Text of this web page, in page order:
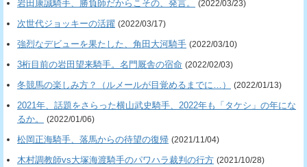
岩田康誠騎手、勝負師だからこその、発言。 (2022/03/23)
次世代ジョッキーの活躍 (2022/03/17)
強烈なデビューを果たした、角田大河騎手 (2022/03/10)
3桁目前の岩田望来騎手。名門厩舎の宿命 (2022/02/03)
冬競馬の楽しみ方？（ルメールが目覚めるまでに…） (2022/01/13)
2021年、話題をさらった横山武史騎手、2022年も「タケシ」の年にな
るか。
(2022/01/06)
松岡正海騎手、落馬からの待望の復帰 (2021/11/04)
木村調教師vs大塚海渡騎手のパワハラ裁判の行方 (2021/10/28)